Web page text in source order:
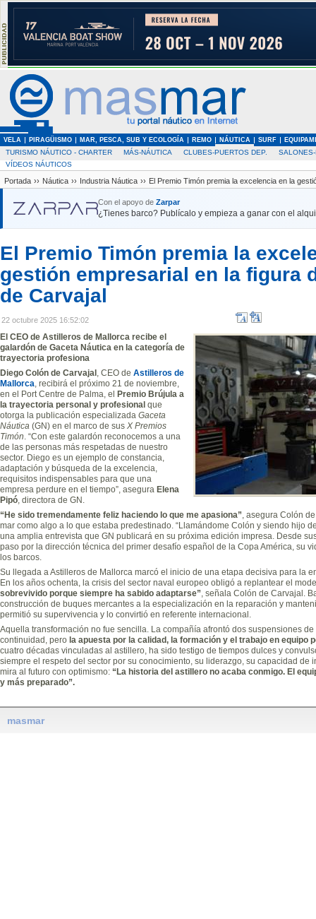
VELA PIRAGÜISMO MAR, PESCA, SUB Y ECOLOGÍA REMO NÁUTICA SURF
TURISMO NÁUTICO - CHARTER MÁS-NÁUTICA CLUBES-PUERTOS DEP.
VÍDEOS NÁUTICOS
Portada ›› Náutica ›› Industria Náutica ›› El Premio Timón premia la excelencia en la
Con el apoyo de Zarpar
¿Tienes barco? Publícalo y empieza a ganar con el
El Premio Timón premia la
gestión empresarial en la figura
de Carvajal
22 octubre 2025 16:52:02
El CEO de Astilleros de Mallorca recibe el
galardón de Gaceta Náutica en la categoría de
trayectoria profesiona
Diego Colón de Carvajal , CEO de Astilleros de
Mallorca, recibirá el próximo 21 de noviembre,
en el Port Centre de Palma, el
Premio Brújula a
la trayectoria personal y profesional que
otorga la publicación especializada Gaceta
Náutica (GN) en el marco de sus X Premios
Timón. “Con este galardón reconocemos a una
de las personas más respetadas de nuestro
sector. Diego es un ejemplo de constancia,
adaptación y búsqueda de la excelencia,
requisitos indispensables para que una
empresa perdure en el tiempo”, asegura Elena
Pipó, directora de GN.
“He sido tremendamente feliz haciendo lo que me apasiona”, asegura Colón
mar como algo a lo que estaba predestinado. “Llamándome Colón y siendo hijo
una amplia entrevista que GN publicará en su próxima edición impresa. Desde
paso por la dirección técnica del primer desafío español de la Copa América, su
los barcos.
Su llegada a Astilleros de Mallorca marcó el inicio de una etapa decisiva para la
En los años ochenta, la crisis del sector naval europeo obligó a replantear el
sobrevivido porque siempre ha sabido adaptarse”, señala Colón de Carvajal.
construcción de buques mercantes a la especialización en la reparación y
permitió su supervivencia y lo convirtió en referente internacional.
Aquella transformación no fue sencilla. La compañía afrontó dos suspensiones
continuidad, pero la apuesta por la calidad, la formación y el trabajo en equipo
cuatro décadas vinculadas al astillero, ha sido testigo de tiempos dulces y
siempre el respeto del sector por su conocimiento, su liderazgo, su capacidad de
mira al futuro con optimismo: “La historia del astillero no acaba conmigo. El
y más preparado”.
masmar